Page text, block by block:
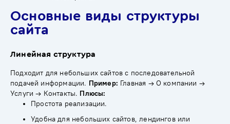
Основные виды структуры
сайта
Линейная структура
Подходит для небольших сайтов с последовательной
подачей информации. Пример: Главная → О компании →
Услуги → Контакты. Плюсы:
Простота реализации.
Удобна для небольших сайтов, лендингов или